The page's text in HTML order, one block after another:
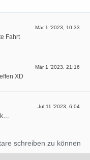
Mär 1 '2023, 10:33
Fahrt
Mär 1 '2023, 21:16
XD
Jul 11 '2023, 6:04
schreiben zu können